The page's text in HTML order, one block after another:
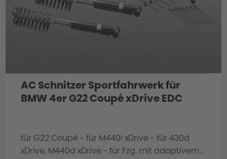
AC Schnitzer Sportfahrwerk für
BMW 4er G22 Coupé xDrive EDC
für G22 Coupé - für M440i xDrive - für 430d
xDrive, M440d xDrive - für Fzg. mit adaptivem...